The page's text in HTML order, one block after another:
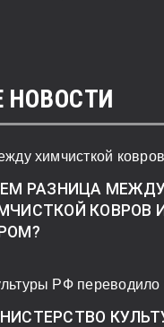
НОВОСТИ
РАЗНИЦА
КОВРОВ